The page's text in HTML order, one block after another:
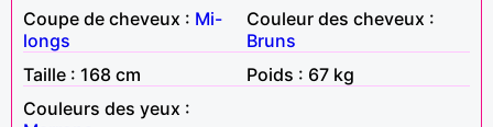
Coupe de cheveux : Mi-
longs
Couleur des cheveux :
Bruns
Taille : 168 cm
Poids : 67 kg
Couleurs des yeux :